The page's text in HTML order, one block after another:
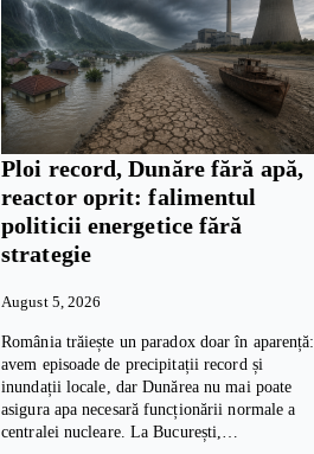
Ploi record, Dunăre fără apă,
reactor oprit: falimentul
politicii energetice fără
strategie
August 5, 2026
România trăiește un paradox doar în aparență:
avem episoade de precipitații record și
inundații locale, dar Dunărea nu mai poate
asigura apa necesară funcționării normale a
centralei nucleare. La București,…